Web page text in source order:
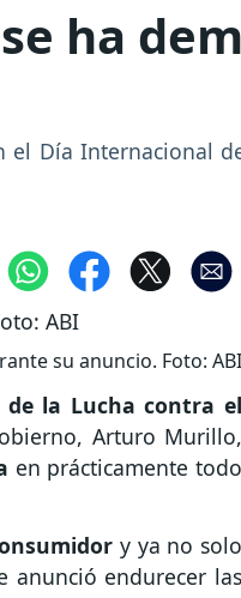
ha
Día Internacional
su anuncio. Foto: ABI
la Lucha contra el
Arturo Murillo,
en prácticamente todo
y ya no solo
endurecer las